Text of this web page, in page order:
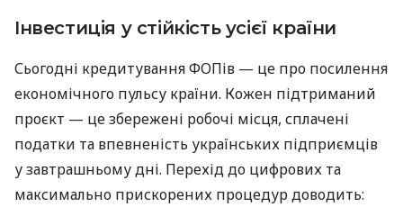
Інвестиція у стійкість усієї країни
Сьогодні кредитування ФОПів — це про посилення
економічного пульсу країни. Кожен підтриманий
проєкт — це збережені робочі місця, сплачені
податки та впевненість українських підприємців
у завтрашньому дні. Перехід до цифрових та
максимально прискорених процедур доводить: